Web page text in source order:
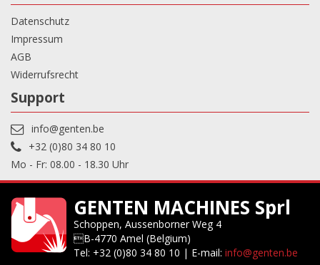
Datenschutz
Impressum
AGB
Widerrufsrecht
Support
info@genten.be
+32 (0)80 34 80 10
Mo - Fr: 08.00 - 18.30 Uhr
GENTEN MACHINES Sprl
Schoppen, Aussenborner Weg 4
B-4770 Amel (Belgium)
Tel: +32 (0)80 34 80 10 | E-mail: info@genten.be